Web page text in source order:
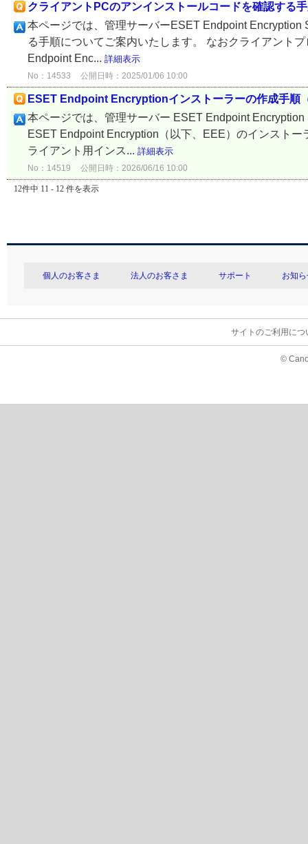
クライアントPCのアンインストールコードを確認する
本ページでは、管理サーバーESET Endpoint
る手順についてご案内いたします。 なおクライアント
Endpoint Enc... 詳細表示
No：14533 公開日時：2025/01/06 10:00
ESET Endpoint Encryptionインストーラーの作成手順
本ページでは、管理サーバー ESET Endpoint
ESET Endpoint Encryption（以下、EEE）のインスト
ライアント用インス... 詳細表示
No：14519 公開日時：2026/06/16 10:00
12件中 11 - 12 件を表示
個人のお客さま 法人のお客さま サポート お知
サイトのご利用につ
©